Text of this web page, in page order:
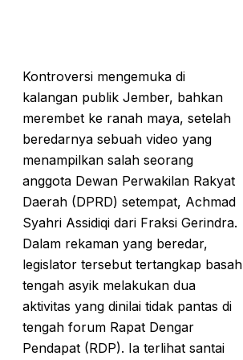
Kontroversi mengemuka di
kalangan publik Jember, bahkan
merembet ke ranah maya, setelah
beredarnya sebuah video yang
menampilkan salah seorang
anggota Dewan Perwakilan Rakyat
Daerah (DPRD) setempat, Achmad
Syahri Assidiqi dari Fraksi Gerindra.
Dalam rekaman yang beredar,
legislator tersebut tertangkap basah
tengah asyik melakukan dua
aktivitas yang dinilai tidak pantas di
tengah forum Rapat Dengar
Pendapat (RDP). Ia terlihat santai